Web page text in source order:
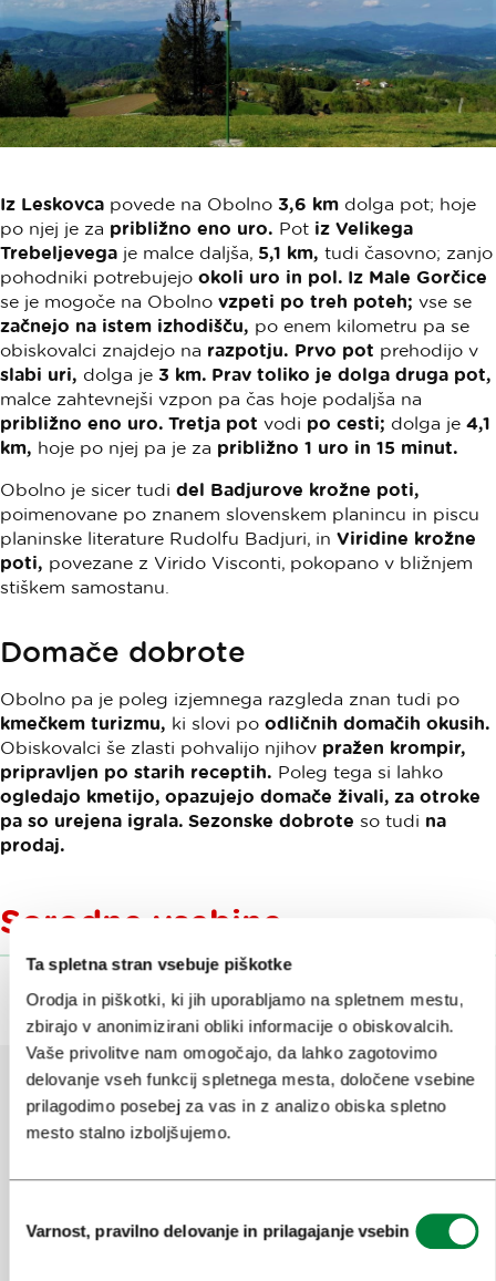
Ta spletna stran vsebuje piškotke
Orodja in piškotki, ki jih uporabljamo na spletnem mestu,
zbirajo v anonimizirani obliki informacije o obiskovalcih.
Vaše privolitve nam omogočajo, da lahko zagotovimo
delovanje vseh funkcij spletnega mesta, določene vsebine
prilagodimo posebej za vas in z analizo obiska spletno
mesto stalno izboljšujemo.
soglasja
Varnost, pravilno delovanje in prilagajanje vsebin
Iz Leskovca povede na Obolno 3,6 km dolga pot; hoje
po njej je za približno eno uro. Pot iz Velikega
Trebeljevega je malce daljša, 5,1 km, tudi časovno; zanjo
pohodniki potrebujejo okoli uro in pol. Iz Male Gorčice
se je mogoče na Obolno vzpeti po treh poteh; vse se
začnejo na istem izhodišču, po enem kilometru pa se
obiskovalci znajdejo na razpotju. Prvo pot prehodijo v
slabi uri, dolga je 3 km. Prav toliko je dolga druga pot,
malce zahtevnejši vzpon pa čas hoje podaljša na
približno eno uro. Tretja pot vodi po cesti; dolga je 4,1
km, hoje po njej pa je za približno 1 uro in 15 minut.
Obolno je sicer tudi del Badjurove krožne poti,
poimenovane po znanem slovenskem planincu in piscu
planinske literature Rudolfu Badjuri, in Viridine krožne
poti, povezane z Virido Visconti, pokopano v bližnjem
stiškem samostanu.
Domače dobrote
Obolno pa je poleg izjemnega razgleda znan tudi po
kmečkem turizmu, ki slovi po odličnih domačih okusih.
Obiskovalci še zlasti pohvalijo njihov pražen krompir,
pripravljen po starih receptih. Poleg tega si lahko
ogledajo kmetijo, opazujejo domače živali, za otroke
pa so urejena igrala. Sezonske dobrote so tudi na
prodaj.
Sorodne vsebine
Pomagajte nam izboljšati spletno